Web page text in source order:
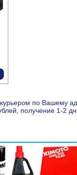
по Вашему
получение 1-2